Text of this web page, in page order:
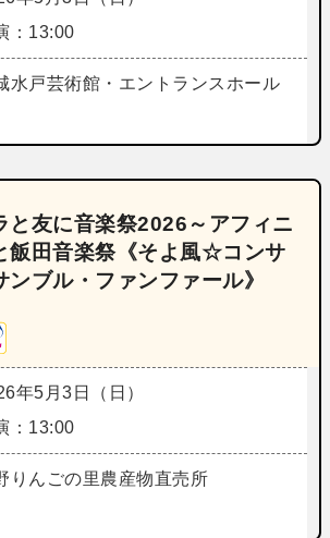
：13:00
水戸芸術館・エントランスホール
と友に音楽祭2026～アフィニ
飯田音楽祭《そよ風☆コンサ
ブル・ファンファール》
年5月3日（日）
：13:00
りんごの里農産物直売所